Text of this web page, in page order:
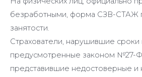
безработными, форма СЗВ-СТАЖ
занятости.
Страхователи, нарушившие сроки
предусмотренные законом №27-
представившие недостоверные и